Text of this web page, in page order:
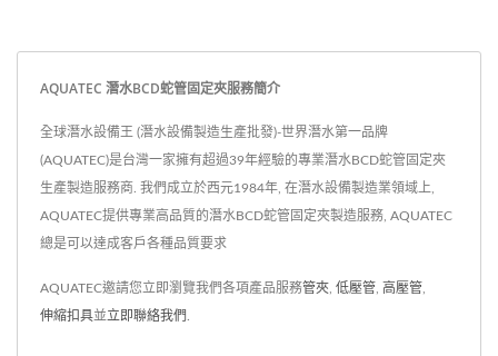
AQUATEC 潛水BCD蛇管固定夾服務簡介
全球潛水設備王 (潛水設備製造生產批發)-世界潛水第一品牌
(AQUATEC)是台灣一家擁有超過39年經驗的專業潛水BCD蛇管固定夾
生產製造服務商. 我們成立於西元1984年, 在潛水設備製造業領域上,
AQUATEC提供專業高品質的潛水BCD蛇管固定夾製造服務, AQUATEC
總是可以達成客戶各種品質要求
AQUATEC邀請您立即瀏覽我們各項產品服務管夾 低壓管 高壓管
伸縮扣具並 立即聯絡我們